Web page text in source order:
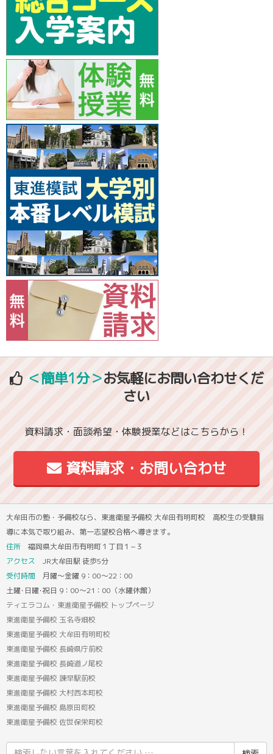
＜簡単1分＞お気軽にお問い合わせくだ
さい
資料請求・面談希望・体験授業などはこちらから！
資料請求・お問い合わせ
大牟田市の塾・予備校なら、東進衛星予備校 大牟田有明町校 高校生の受験指
導に本気で取り組み、第一志望校合格へ導きます。
住所 福岡県大牟田市有明町１丁目１−３
アクセス JR大牟田駅 徒歩5分
受付時間 月曜～金曜 9：00～22：00
土曜･日曜･祝日 9：00～21：00（水曜休館）
ティエラコム・東進衛星予備校 トップページ
東進衛星予備校 玉名寺畑校
東進衛星予備校 大牟田有明町校
東進衛星予備校 長崎県庁前校
東進衛星予備校 長崎道ノ尾校
東進衛星予備校 諫早駅前校
東進衛星予備校 大村西本町校
東進衛星予備校 島原田町校
東進衛星予備校 佐世保栄町校